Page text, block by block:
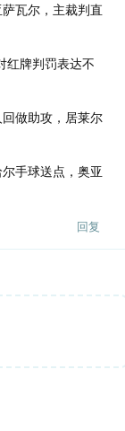
瓦尔，主裁判直
红牌判罚表达不
做助攻，居莱尔
手球送点，奥亚
回复